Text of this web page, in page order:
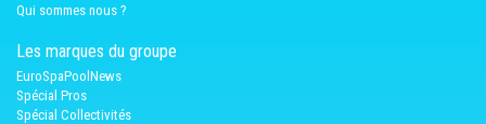
Qui sommes nous ?
Les marques du groupe
EuroSpaPoolNews
Spécial Pros
Spécial Collectivités